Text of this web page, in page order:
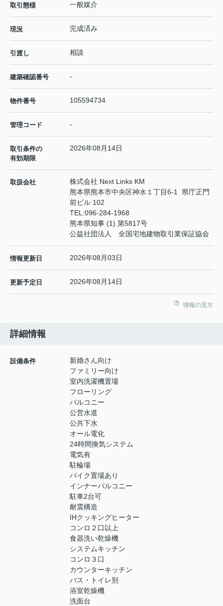
取引態様 一般媒介
現況 完成済み
引渡し 相談
建築確認番号 -
物件番号 105594734
管理コード -
取引条件の
有効期限
2026年08月14日
取扱会社
株式会社 Next Links KM
熊本県熊本市中央区神水１丁目6-1 県庁正門
前ビル 102
TEL:096-284-1968
熊本県知事 (1) 第5817号
公益社団法人 全国宅地建物取引業保証協会
情報更新日 2026年08月03日
更新予定日 2026年08月14日
情報の見方
詳細情報
設備条件
新婚さん向け
ファミリー向け
室内洗濯機置場
フローリング
バルコニー
公営水道
公共下水
オール電化
24時間換気システム
電気有
駐輪場
バイク置場あり
インナーバルコニー
駐車2台可
耐震構造
IHクッキングヒーター
コンロ２口以上
食器洗い乾燥機
システムキッチン
コンロ３口
カウンターキッチン
バス・トイレ別
浴室乾燥機
洗面台